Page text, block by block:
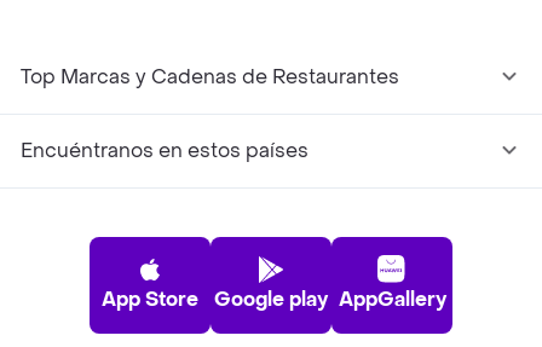
Top Marcas y Cadenas de Restaurantes
Encuéntranos en estos países
App Store Google play AppGallery